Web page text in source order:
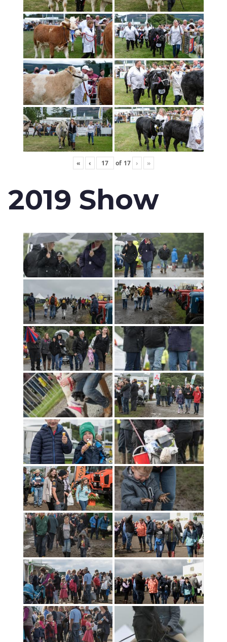
« ‹ of 17 › »
2019 Show